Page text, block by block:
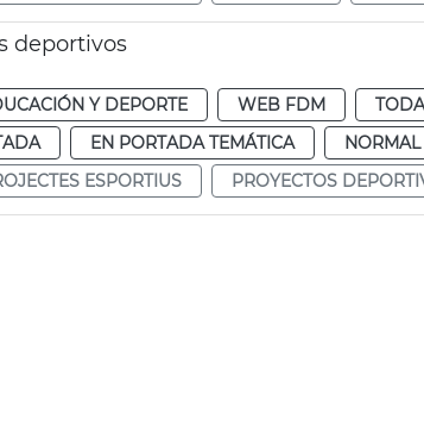
deportivos
Y DEPORTE WEB FDM
EN PORTADA TEMÁTICA NORMAL
ESPORTIUS PROYECTOS